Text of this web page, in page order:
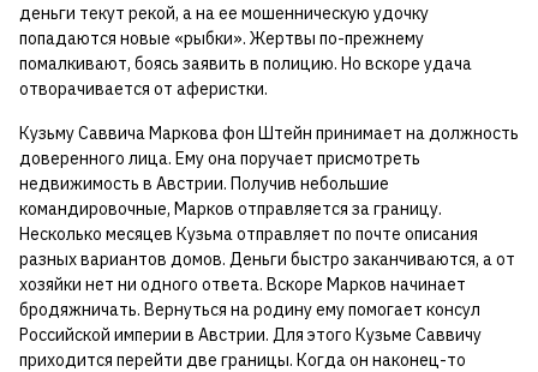
деньги текут рекой, а на ее мошенническую удочку
попадаются новые «рыбки». Жертвы по-прежнему
помалкивают, боясь заявить в полицию. Но вскоре удача
отворачивается от аферистки.
Кузьму Саввича Маркова фон Штейн принимает на должность
доверенного лица. Ему она поручает присмотреть
недвижимость в Австрии. Получив небольшие
командировочные, Марков отправляется за границу.
Несколько месяцев Кузьма отправляет по почте описания
разных вариантов домов. Деньги быстро заканчиваются, а от
хозяйки нет ни одного ответа. Вскоре Марков начинает
бродяжничать. Вернуться на родину ему помогает консул
Российской империи в Австрии. Для этого Кузьме Саввичу
приходится перейти две границы. Когда он наконец-то